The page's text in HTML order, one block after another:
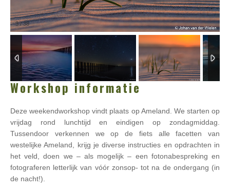
3/38
Workshop informatie
Deze weekendworkshop vindt plaats op Ameland. We starten op
vrijdag rond lunchtijd en eindigen op zondagmiddag.
Tussendoor verkennen we op de fiets alle facetten van
westelijke Ameland, krijg je diverse instructies en opdrachten in
het veld, doen we – als mogelijk – een fotonabespreking en
fotograferen letterlijk van vóór zonsop- tot na de ondergang (in
de nacht!).